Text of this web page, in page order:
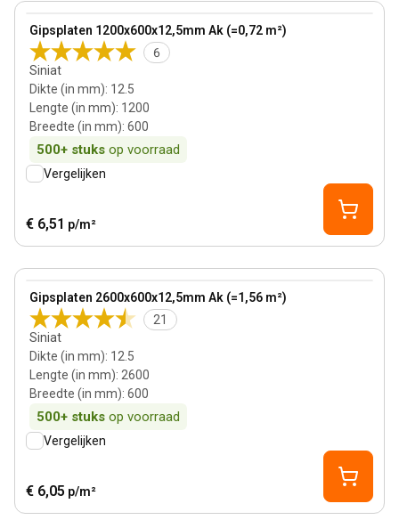
Gipsplaten 1200x600x12,5mm Ak (=0,72 m²)
6
Siniat
Dikte (in mm): 12.5
Lengte (in mm): 1200
Breedte (in mm): 600
500+ stuks op voorraad
View product
Vergelijken
€ 6,51 p/m²
Gipsplaten 2600x600x12,5mm Ak (=1,56 m²)
21
Siniat
Dikte (in mm): 12.5
Lengte (in mm): 2600
Breedte (in mm): 600
500+ stuks op voorraad
View product
Vergelijken
€ 6,05 p/m²